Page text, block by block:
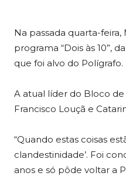
Na passada quarta-
programa “Dois às 10”,
que foi alvo do Polígrafo.
A atual líder do Bloco
Francisco Louçã e
“Quando estas coisas
clandestinidade’. Foi
anos e só pôde voltar a